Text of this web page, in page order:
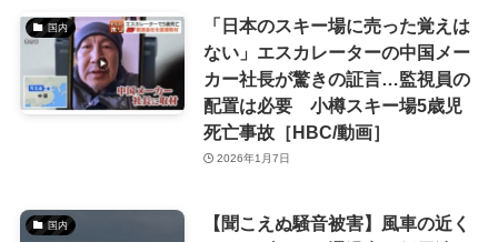
国内
「日本のスキー場に売った覚えは
ない」エスカレーターの中国メー
カー社長が驚きの証言…監視員の
配置は必要 小樽スキー場5歳児
死亡事故［HBC/動画］
2026年1月7日
国内
【聞こえぬ騒音被害】風車の近く